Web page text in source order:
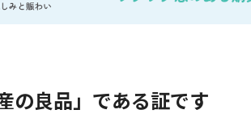
の良品」である証です